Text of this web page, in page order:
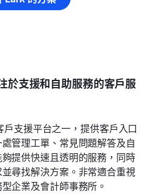
於支援和自助服務的客戶服
支援平台之一，提供客戶入口
管理工單、常見問題解答及自
提供快速且透明的服務，同時
尋找解決方案。非常適合重視
企業及會計師事務所。